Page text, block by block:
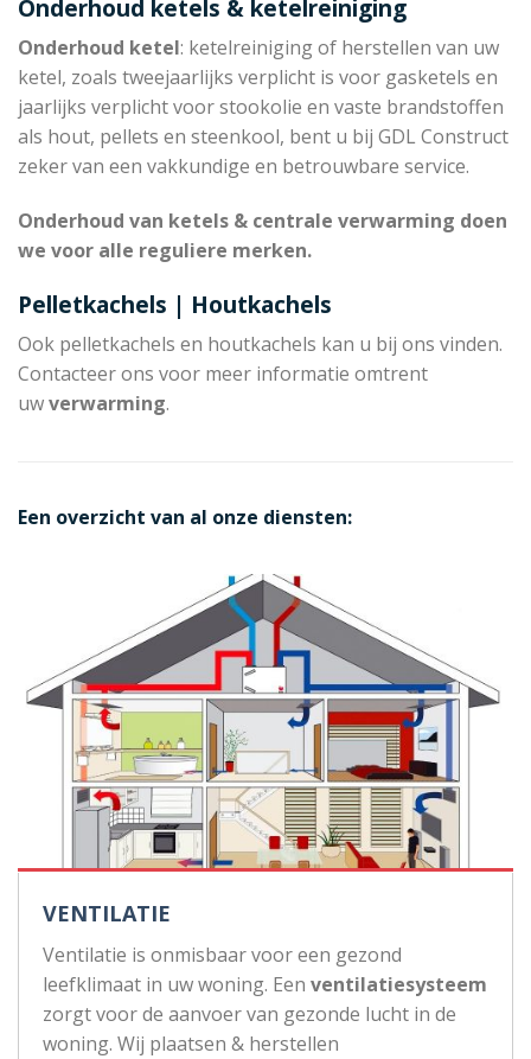
Onderhoud ketels & ketelreiniging
Onderhoud ketel: ketelreiniging of herstellen van uw
ketel, zoals tweejaarlijks verplicht is voor gasketels en
jaarlijks verplicht voor stookolie en vaste brandstoffen
als hout, pellets en steenkool, bent u bij GDL Construct
zeker van een vakkundige en betrouwbare service.
Onderhoud van ketels & centrale verwarming doen
we voor alle reguliere merken.
Pelletkachels | Houtkachels
Ook pelletkachels en houtkachels kan u bij ons vinden.
Contacteer ons voor meer informatie omtrent
uwverwarming.
Een overzicht van al onze diensten:
VENTILATIE
Ventilatie is onmisbaar voor een gezond
leefklimaat in uw woning. Een ventilatiesysteem
zorgt voor de aanvoer van gezonde lucht in de
woning. Wij plaatsen & herstellen